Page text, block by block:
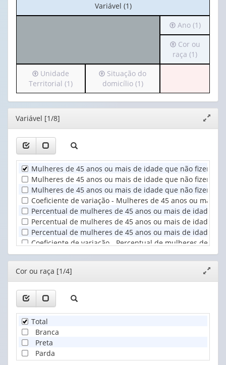
No
cabeçalho:
Variável (1)
Irá
para
o
cabeçalho
(possui
valor):
Ano (1)
Irá
para
o
apenas
1
Cor ou
raça (1)
Irá
para
o
cabeçalho
(possui
apenas
valor):
Unidade
Territorial
(1)
Unidade
Territorial (1)
Irá
para
o
cabeçalho
Situação
do
domicílio
(1)
Situação do
domicílio (1)
Editor
janela
Variável [1/8]
Mulheres de 45 anos ou mais de idade que não
Mulheres de 45 anos ou mais de idade que não
Mulheres de 45 anos ou mais de idade que não
Coeficiente de variação - Mulheres de 45 anos ou mais
Percentual de mulheres de 45 anos ou mais de idade
Percentual de mulheres de 45 anos ou mais de idade
Percentual de mulheres de 45 anos ou mais de idade
Coeficiente de variação - Percentual de mulheres de
Editor
janela
Cor ou raça [1/4]
Total
Branca
Preta
Parda